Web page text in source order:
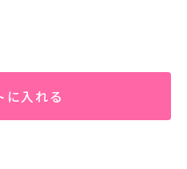
に入れる